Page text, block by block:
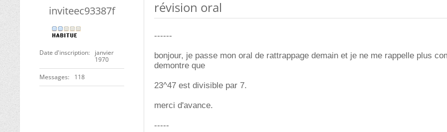
inviteec93387f
Date d'inscription
janvier
1970
Messages 118
révision oral
------
bonjour, je passe mon oral de rattrappage demain et je ne me rappelle plus
demontre que
23^47 est divisible par 7.
merci d'avance.
-----